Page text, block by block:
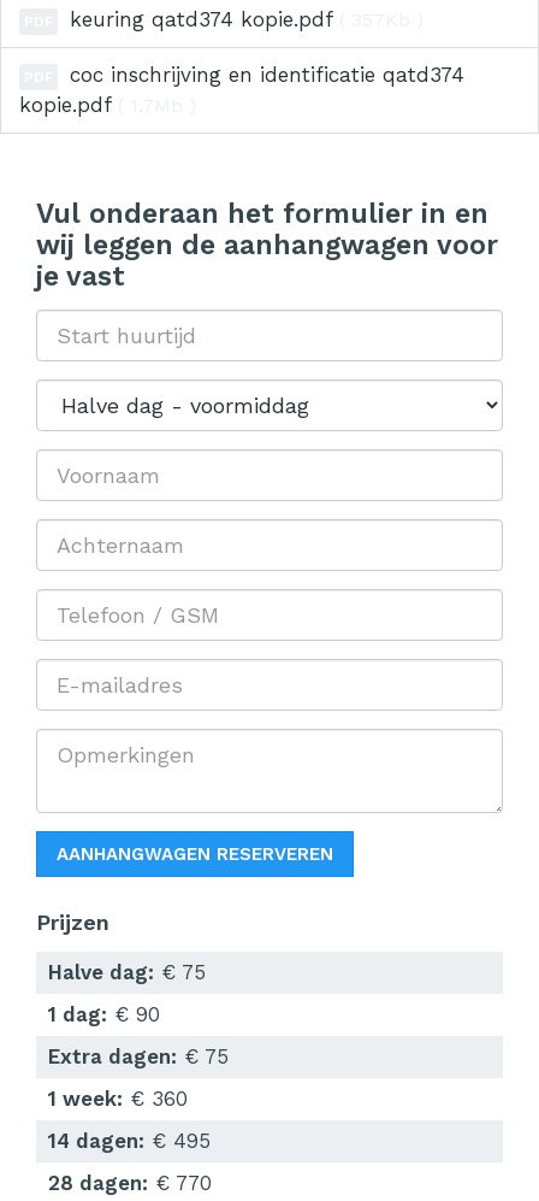
keuring qatd374 kopie.pdf
coc inschrijving en identificatie qatd374
kopie.pdf
Vul onderaan het formulier in en
wij leggen de aanhangwagen voor
je vast
AANHANGWAGEN RESERVEREN
Prijzen
Halve dag: € 75
1 dag: € 90
Extra dagen: € 75
1 week: € 360
14 dagen: € 495
28 dagen: € 770